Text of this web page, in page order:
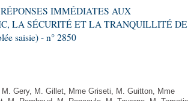
IMMÉDIATES AUX
LA SÉCURITÉ ET LA TRANQUILLITÉ DE
saisie) - n° 2850
Gery, M. Gillet, Mme Griseti, M. Guitton, Mme